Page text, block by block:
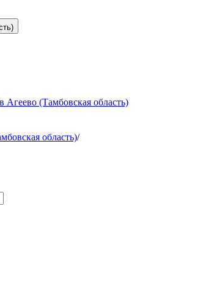
Агеево (Тамбовская область)
область)/